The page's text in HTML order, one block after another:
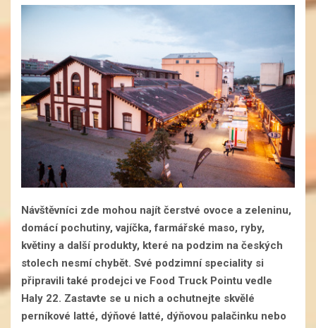
Návštěvníci zde mohou najít čerstvé ovoce a zeleninu,
domácí pochutiny, vajíčka, farmářské maso, ryby,
květiny a další produkty, které na podzim na českých
stolech nesmí chybět. Své podzimní speciality si
připravili také prodejci ve Food Truck Pointu vedle
Haly 22. Zastavte se u nich a ochutnejte skvělé
perníkové latté, dýňové latté, dýňovou palačinku nebo